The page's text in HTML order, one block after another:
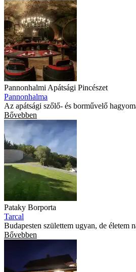
Pannonhalmi Apátsági Pincészet
Pannonhalma
Az apátsági szőlő- és borművelő
Bővebben
Pataky Borporta
Tarcal
Budapesten születtem ugyan, de életem
Bővebben